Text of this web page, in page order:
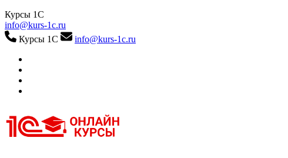
Курсы 1С
info@kurs-1c.ru
Курсы 1С
info@kurs-1c.ru